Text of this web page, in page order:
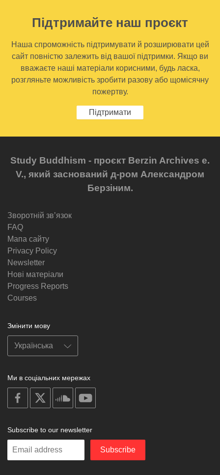
Підтримайте наш проєкт
Наша спроможність підтримувати й розширювати цей
сайт повністю залежить від вашої підтримки. Якщо ви
вважаєте наші матеріали корисними, будь ласка,
розгляньте можливість зробити разову або щомісячну
пожертву.
Підтримати
Study Buddhism - проєкт Berzin Archives e.
V., який заснований д-ром Александром
Берзіним.
Зворотній звʼязок
FAQ
Мапа сайту
Privacy Policy
Newsletter
Нові матеріали
Progress Reports
Courses
Змінити мову
Ми в соціальних мережах
on
facebook
soundcloud
Subscribe to our newsletter
Enter
Subscribe